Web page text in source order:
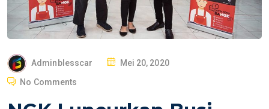
Adminblesscar
PMei 20, 2020
No Comments